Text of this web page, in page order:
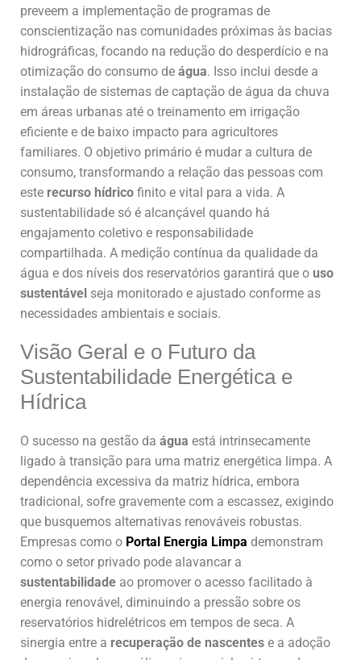
preveem a implementação de programas de
conscientização nas comunidades próximas às bacias
hidrográficas, focando na redução do desperdício e na
otimização do consumo de água. Isso inclui desde a
instalação de sistemas de captação de água da chuva
em áreas urbanas até o treinamento em irrigação
eficiente e de baixo impacto para agricultores
familiares. O objetivo primário é mudar a cultura de
consumo, transformando a relação das pessoas com
este recurso hídrico finito e vital para a vida. A
sustentabilidade só é alcançável quando há
engajamento coletivo e responsabilidade
compartilhada. A medição contínua da qualidade da
água e dos níveis dos reservatórios garantirá que o uso
sustentável seja monitorado e ajustado conforme as
necessidades ambientais e sociais.
Visão Geral e o Futuro da
Sustentabilidade Energética e
Hídrica
O sucesso na gestão da água está intrinsecamente
ligado à transição para uma matriz energética limpa. A
dependência excessiva da matriz hídrica, embora
tradicional, sofre gravemente com a escassez, exigindo
que busquemos alternativas renováveis robustas.
Empresas como o Portal Energia Limpa demonstram
como o setor privado pode alavancar a
sustentabilidade ao promover o acesso facilitado à
energia renovável, diminuindo a pressão sobre os
reservatórios hidrelétricos em tempos de seca. A
sinergia entre a recuperação de nascentes e a adoção